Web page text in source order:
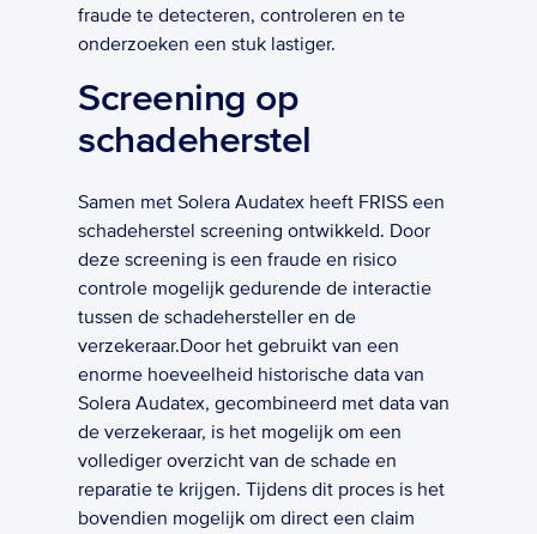
fraude te detecteren, controleren en te
onderzoeken een stuk lastiger.
Screening op
schadeherstel
Samen met Solera Audatex heeft FRISS een
schadeherstel screening ontwikkeld. Door
deze screening is een fraude en risico
controle mogelijk gedurende de interactie
tussen de schadehersteller en de
verzekeraar.Door het gebruikt van een
enorme hoeveelheid historische data van
Solera Audatex, gecombineerd met data van
de verzekeraar, is het mogelijk om een
vollediger overzicht van de schade en
reparatie te krijgen. Tijdens dit proces is het
bovendien mogelijk om direct een claim